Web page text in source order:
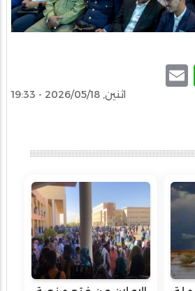
WhatsApp
اثنين, 2026/05/18 - 19:33